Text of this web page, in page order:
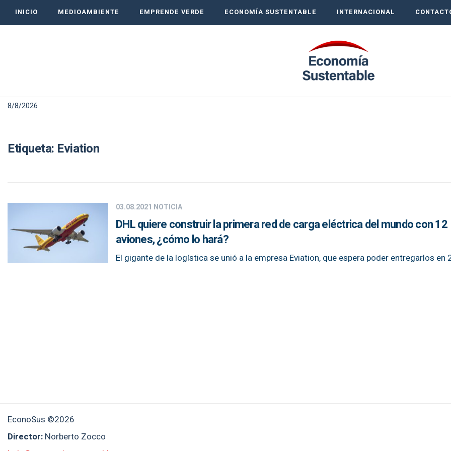
INICIO MEDIOAMBIENTE EMPRENDE VERDE ECONOMÍA SUSTENTABLE INTERNACIONAL
8/8/2026
Etiqueta: Eviation
03.08.2021 NOTICIA
DHL quiere construir la primera red de carga eléctrica del mundo con 12
aviones, ¿cómo lo hará?
El gigante de la logística se unió a la empresa Eviation, que espera poder entregarlos en
EconoSus ©2026
Director: Norberto Zocco